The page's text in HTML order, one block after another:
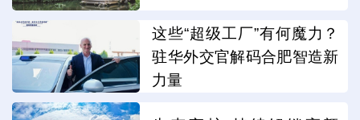
这些“超级工厂”有何魔力？
驻华外交官解码合肥智造新
力量